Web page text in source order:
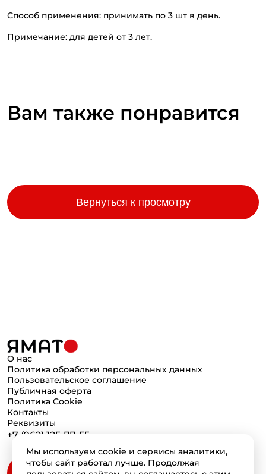
Способ применения: принимать по 3 шт в день.
Примечание: для детей от 3 лет.
Вам также понравится
Вернуться к просмотру
О нас
Политика обработки персональных данных
Пользовательское соглашение
Публичная оферта
Политика Cookie
Контакты
Реквизиты
+7 (962) 125-77-55
Мы используем cookie и сервисы аналитики,
чтобы сайт работал лучше. Продолжая